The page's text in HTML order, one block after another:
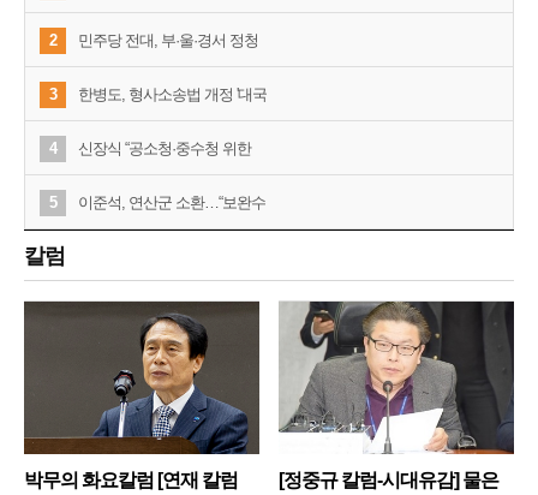
2 민주당 전대, 부·울·경서 정청
3 한병도, 형사소송법 개정 '대국
4 신장식 “공소청·중수청 위한
5 이준석, 연산군 소환…“보완수
칼럼
박무의 화요칼럼 [연재 칼럼
[정중규 칼럼-시대유감] 물은